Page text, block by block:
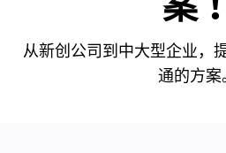
从新创公司到中大型企业，
通的方案